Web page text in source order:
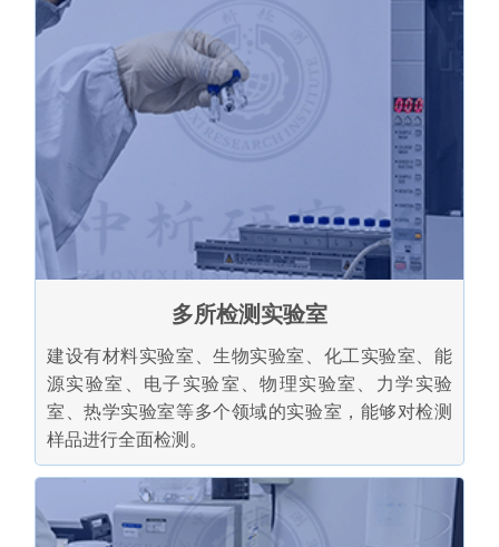
多所检测实验室
建设有材料实验室、生物实验室、化工实验室、能
源实验室、电子实验室、物理实验室、力学实验
室、热学实验室等多个领域的实验室，能够对检测
样品进行全面检测。